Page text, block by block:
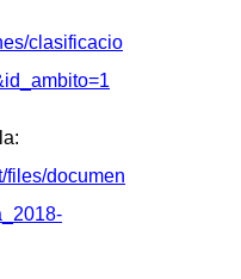
clasificacio
files/documen